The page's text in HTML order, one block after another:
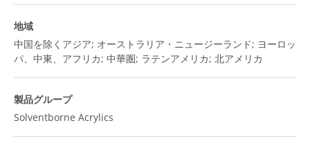
地域
中国を除くアジア; オーストラリア・ニュージーランド; ヨーロッ
パ、中東、アフリカ; 中華圏; ラテンアメリカ; 北アメリカ
製品グループ
Solventborne Acrylics